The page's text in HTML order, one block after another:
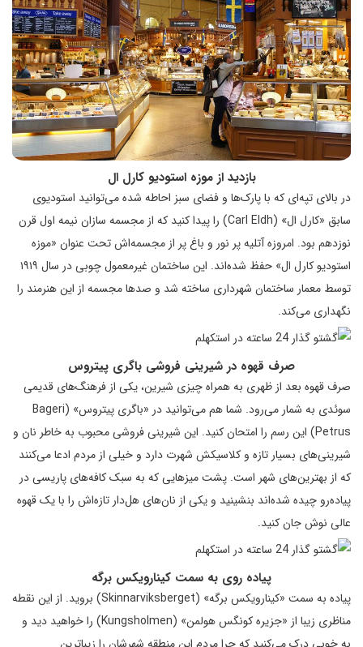
بازدید از موزه استودیو کارل ال
در بالای تپه‌ای که با پارک‌ها و فضای سبز احاطه شده می‌توانید استودیوی
سابق «کارل ال» (Carl Eldh) را پیدا کنید که از مجسمه سازان نیمه اول قرن
نوزدهم بود. امروزه آتلیه پر نور و باغ پر از مجسمه‌اش تحت عنوان «موزه
استودیو کارل ال» حفظ شده‌اند. این ساختمان غیرمعمول چوبی در سال ۱۹۱۹
توسط معمار ساختمان شهرداری ساخته شد و صدها مجسمه از این هنرمند را
نگهداری می‌کند.
صرف قهوه در شیرینی فروشی باگری پیتروس
صرف قهوه بعد از ظهری به همراه چیزی شیرین، یکی از فرهنگ‌های قدیمی
سوئدی به شمار می‌رود. شما هم می‌توانید در «باگری پیتروس» (Bageri
Petrus) این رسم را امتحان کنید. این شیرینی فروشی محبوب به خاطر نان و
شیرینی‌های بسیار تازه و کلاسیکش شهرت دارد و خیلی از مردم ادعا می‌کنند
که از بهترین‌های شهر است. پشت میزهایی که به سبک کافه‌های پاریسی در
پیاده‌رو چیده شده‌اند بنشینید و یکی از نان‌های هل‌دار تازه‌اش را با یک قهوه
عالی نوش جان کنید.
پیاده روی به سمت کینارویکس برگه
پیاده به سمت «کینارویکس برگه» (Skinnarviksberget) بروید. از این نقطه
مناظری زیبا از «جزیره کونگس هولمن» (Kungsholmen) را خواهید دید و